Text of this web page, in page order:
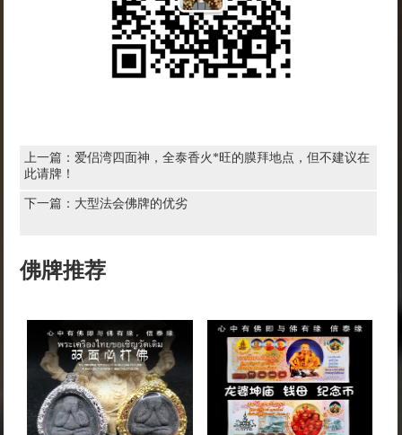
上一篇： 爱侣湾四面神，全泰香火*旺的膜拜地点，但不建议在
此请牌！
下一篇： 大型法会佛牌的优劣
佛牌推荐